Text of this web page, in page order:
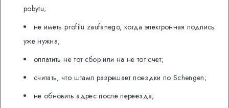
pobytu;
не иметь profilu zaufanego, когда электронная подпись
уже нужна;
оплатить не тот сбор или на не тот счет;
считать, что штамп разрешает поездки по Schengen;
не обновить адрес после переезда;